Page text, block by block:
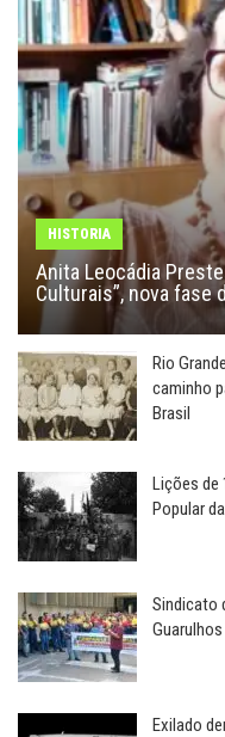
HISTORIA
Anita Leocádia
Culturais”, nova fase
Rio
caminho
Brasil
Lições de
Popular
Sindicato
Exilado